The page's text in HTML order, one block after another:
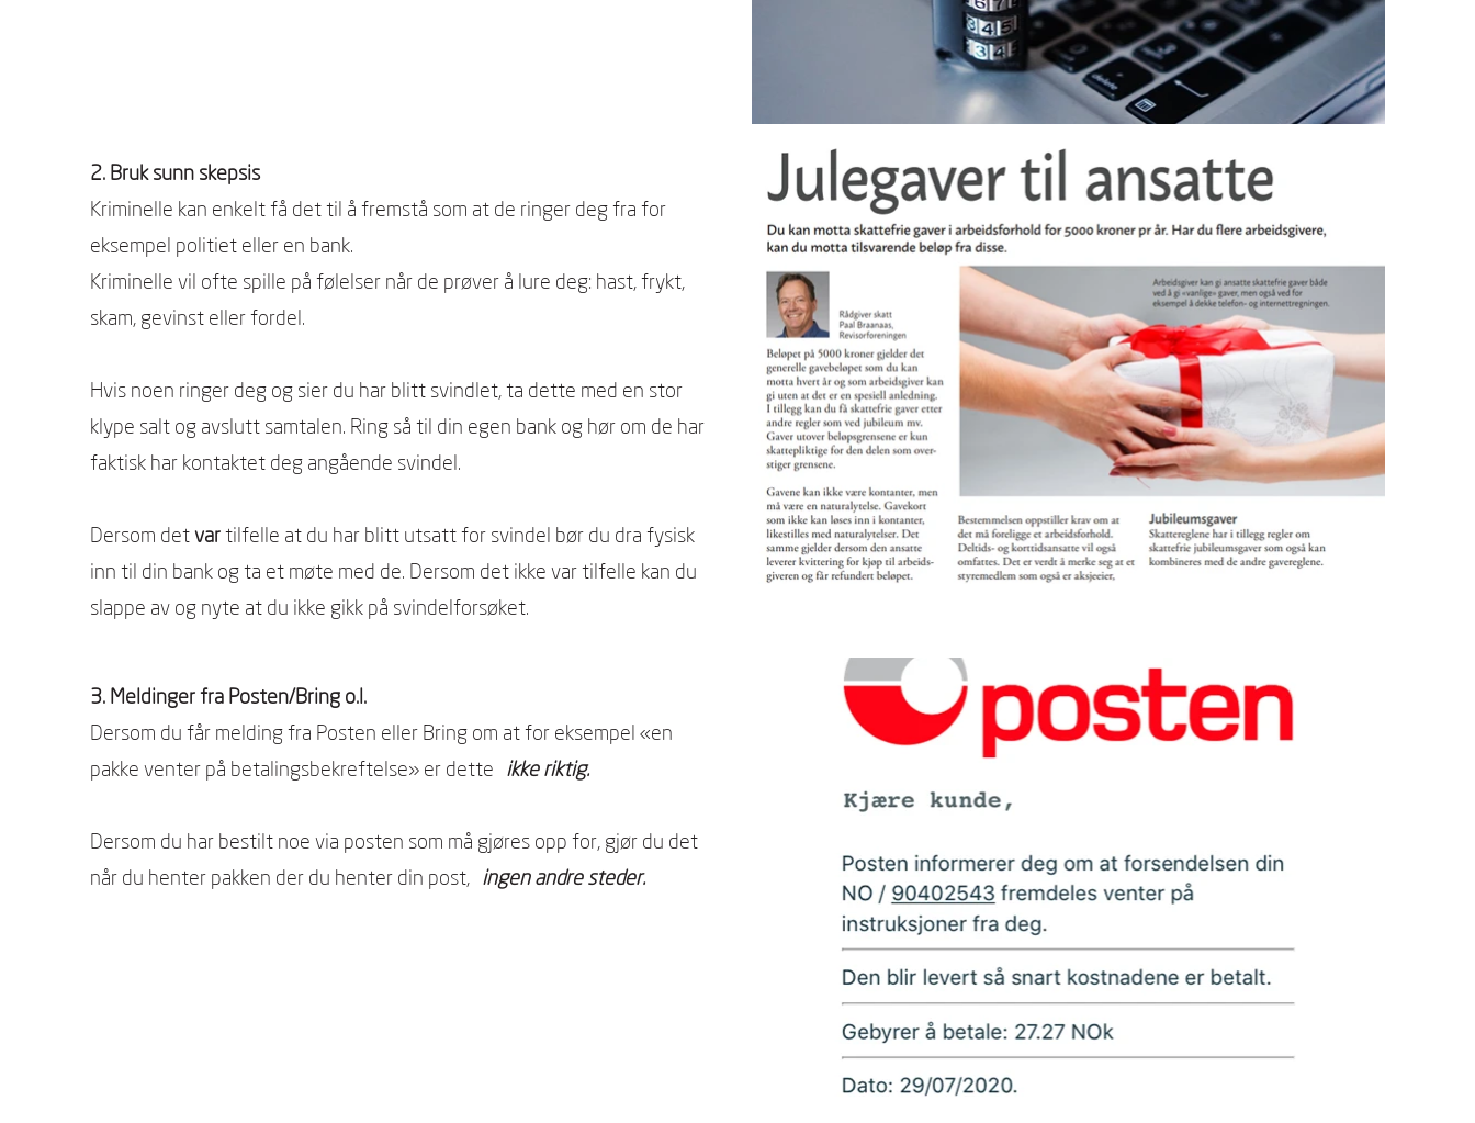
2. Bruk sunn skepsis
Kriminelle kan enkelt få det til å fremstå som at de ringer deg fra for
eksempel politiet eller en bank.
Kriminelle vil ofte spille på følelser når de prøver å lure deg: hast, frykt,
skam, gevinst eller fordel.
Hvis noen ringer deg og sier du har blitt svindlet, ta dette med en stor
klype salt og avslutt samtalen. Ring så til din egen bank og hør om de har
faktisk har kontaktet deg angående svindel.
Dersom detvartilfelle at du har blitt utsatt for svindel bør du dra fysisk
inn til din bank og ta et møte med de. Dersom det ikke var tilfelle kan du
slappe av og nyte at du ikke gikk på svindelforsøket.
3. Meldinger fra Posten/Bring o.l.
Dersom du får melding fra Posten eller Bring om at for eksempel «en
pakke venter på betalingsbekreftelse» er dette ikke riktig.
Dersom du har bestilt noe via posten som må gjøres opp for, gjør du det
når du henter pakken der du henter din post, ingen andre steder.